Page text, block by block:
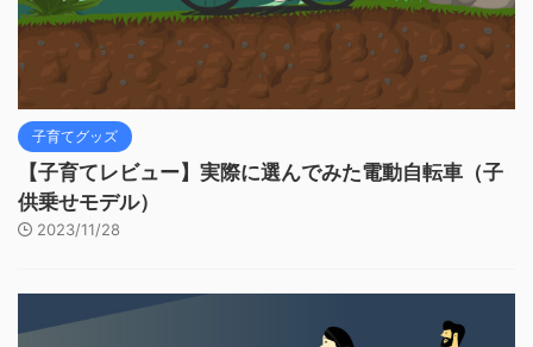
子育てグッズ
【子育てレビュー】実際に選んでみた電動自転車（子
供乗せモデル）
2023/11/28